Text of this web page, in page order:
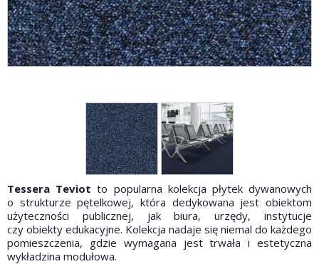
Tessera Teviot to popularna kolekcja płytek dywanowych
o strukturze pętelkowej, która dedykowana jest obiektom
użyteczności publicznej, jak biura, urzędy, instytucje
czy obiekty edukacyjne. Kolekcja nadaje się niemal do każdego
pomieszczenia, gdzie wymagana jest trwała i estetyczna
wykładzina modułowa.